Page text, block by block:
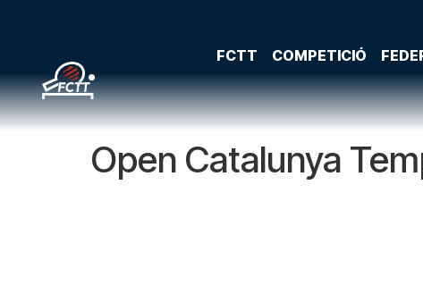
FCTT COMPETICIÓ
Open Catalunya